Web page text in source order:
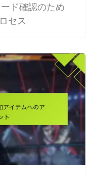
ド確認のため
セス